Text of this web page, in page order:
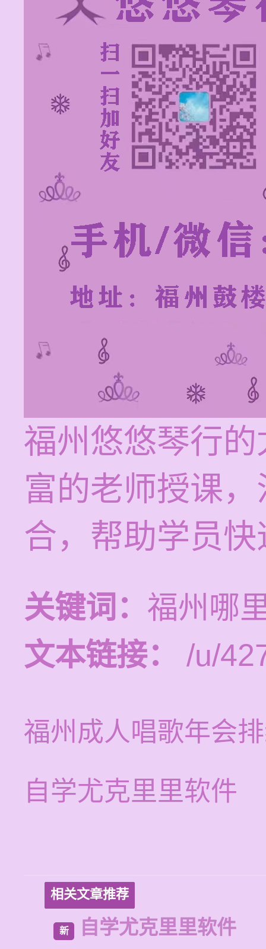
福州悠悠琴行
富的老师授课
合，帮助学员
关键词： 福州哪
文本链接：
/u/
福州成人唱歌年会
自学尤克里里软件
相关文章推荐
新 自学尤克里里软件